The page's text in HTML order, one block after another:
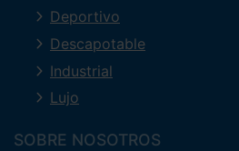
Deportivo
Descapotable
Industrial
Lujo
SOBRE NOSOTROS